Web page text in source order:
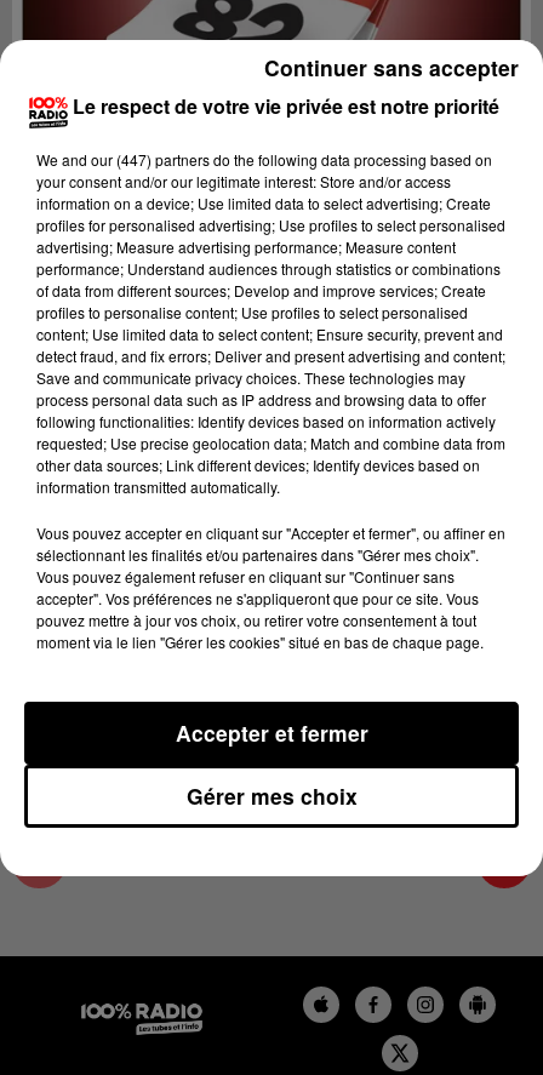
Lecture (1 min 9 sec)
100%
100% Radio l'agenda du Tarn et Garonne
4 août 2024 - 1 min 9 sec
L'AGENDA DU TARN ET GARONNE DU
04/08/2024 À 07H44
L'agenda du Tarn et Garonne
Le respect de votre vie privée est notre priorité
We and our (447) partnersdo the following data processing based on
your consent and/or our legitimate interest: Store and/or access
information on a device; Use limited data to select advertising; Create
profiles for personalised advertising; Use profiles to select personalised
advertising; Measure advertising performance; Measure content
performance; Understand audiences through statistics or combinations
of data from different sources; Develop and improve services; Create
profiles to personalise content; Use profiles to select personalised
content; Use limited data to select content; Ensure security, prevent and
detect fraud, and fix errors; Deliver and present advertising and content;
Save and communicate privacy choices. These technologies may
process personal data such as IP address and browsing data to offer
following functionalities: Identify devices based on information actively
requested; Use precise geolocation data; Match and combine data from
other data sources; Link different devices; Identify devices based on
information transmitted automatically.
Vous pouvez accepter en cliquant sur "Accepter et fermer", ou affiner en
sélectionnant les finalités et/ou partenaires dans "Gérer mes choix".
Vous pouvez également refuser en cliquant sur "Continuer sans
accepter". Vos préférences ne s'appliqueront que pour ce site. Vous
pouvez mettre à jour vos choix, ou retirer votre consentement à tout
moment via le lien "Gérer les cookies" situé en bas de chaque page.
Gérer mes choix
Accepter et fermer
Continuer sans accepter